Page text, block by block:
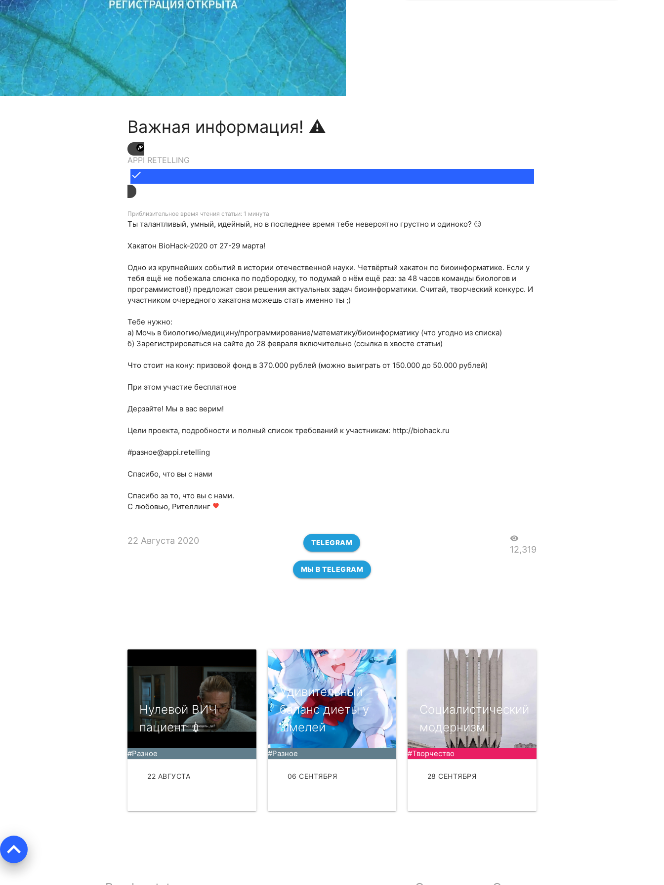
Важная информация! ⚠️
APPI RETELLING
done
Приблизительное время чтения статьи: 1 минута
Ты талантливый, умный, идейный, но в последнее время тебе невероятно грустно и одиноко? 😏
Хакатон BioHack-2020 от 27-29 марта!
Одно из крупнейших событий в истории отечественной науки. Четвёртый хакатон по биоинформатике. Если у
тебя ещё не побежала слюнка по подбородку, то подумай о нём ещё раз: за 48 часов команды биологов и
программистов(!) предложат свои решения актуальных задач биоинформатики. Считай, творческий конкурс. И
участником очередного хакатона можешь стать именно ты ;)
Тебе нужно:
а) Мочь в биологию/медицину/программирование/математику/биоинформатику (что угодно из списка)
б) Зарегистрироваться на сайте до 28 февраля включительно (ссылка в хвосте статьи)
Что стоит на кону: призовой фонд в 370.000 рублей (можно выиграть от 150.000 до 50.000 рублей)
При этом участие бесплатное
Дерзайте! Мы в вас верим!
Цели проекта, подробности и полный список требований к участникам: http://biohack.ru
#разное@appi.retelling
Спасибо, что вы с нами
Спасибо за то, что вы с нами.
С любовью, Рителлинг favorite
22 Августа 2020 TELEGRAM visibility
12,319
МЫ В TELEGRAM
Нулевой ВИЧ
пациент 💉
#Разное
22 АВГУСТА
Удивительный
баланс диеты у
шмелей
#Разное
06 СЕНТЯБРЯ
Социалистический
модернизм
#Творчество
28 СЕНТЯБРЯ
keyboard_arrow_up